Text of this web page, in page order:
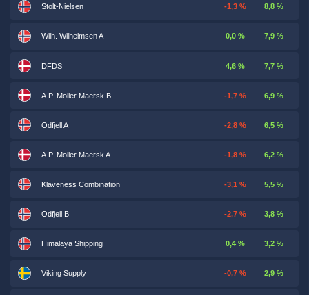
Stolt-Nielsen -1,3 % 8,8 %
Wilh. Wilhelmsen A 0,0 % 7,9 %
DFDS 4,6 % 7,7 %
A.P. Moller Maersk B -1,7 % 6,9 %
Odfjell A -2,8 % 6,5 %
A.P. Moller Maersk A -1,8 % 6,2 %
Klaveness Combination -3,1 % 5,5 %
Odfjell B -2,7 % 3,8 %
Himalaya Shipping 0,4 % 3,2 %
Viking Supply -0,7 % 2,9 %